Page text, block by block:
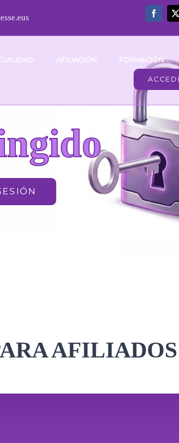
AFILIACIÓN FORMACIÓN
AFILIADOS